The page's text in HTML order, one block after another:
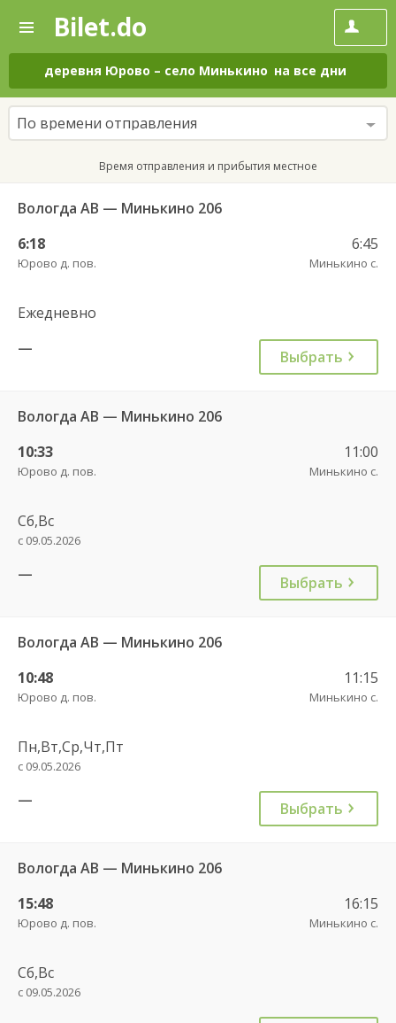
—
Поиск
и
покупка
билетов
на
автобус
онлайн
Bilet.do
деревня Юрово – село Минькино на все дни
По времени отправления
Время отправления и прибытия местное
Вологда АВ — Минькино 206
6:18
Юрово д. пов.
6:45
Минькино с.
Ежедневно
—
Выбрать
Вологда АВ — Минькино 206
10:33
Юрово д. пов.
11:00
Минькино с.
Сб,Вс
с 09.05.2026
— Выбрать
Вологда АВ — Минькино 206
10:48
Юрово д. пов.
11:15
Минькино с.
Пн,Вт,Ср,Чт,Пт
с 09.05.2026
— Выбрать
Вологда АВ — Минькино 206
15:48
Юрово д. пов.
16:15
Минькино с.
Сб,Вс
с 09.05.2026